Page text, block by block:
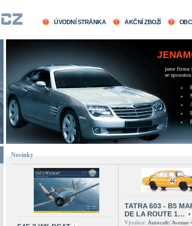
ÚVODNÍ STRÁNKA AKČNÍ ZBOŽÍ
jsme firma
se
Novinky
TATRA 603 - B5
DE LA ROUTE 1…
Výrobce: Autocult/ Avenue